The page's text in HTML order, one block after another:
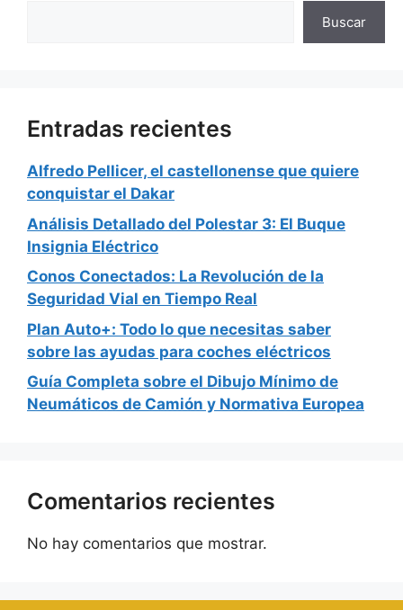
Buscar
Entradas recientes
Alfredo Pellicer, el castellonense que quiere
conquistar el Dakar
Análisis Detallado del Polestar 3: El Buque
Insignia Eléctrico
Conos Conectados: La Revolución de la
Seguridad Vial en Tiempo Real
Plan Auto+: Todo lo que necesitas saber
sobre las ayudas para coches eléctricos
Guía Completa sobre el Dibujo Mínimo de
Neumáticos de Camión y Normativa Europea
Comentarios recientes
No hay comentarios que mostrar.